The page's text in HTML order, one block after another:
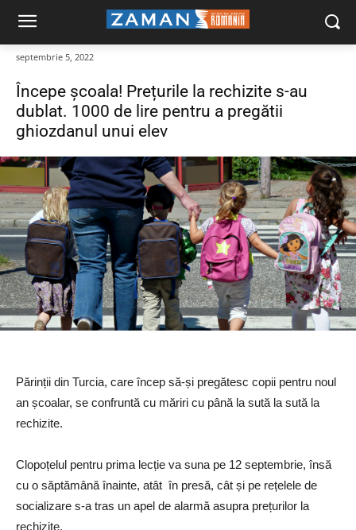
septembrie 5, 2022
Începe școala! Prețurile la rechizite s-au
dublat. 1000 de lire pentru a pregătii
ghiozdanul unui elev
Părinții din Turcia, care încep să-și pregătesc copii pentru noul
an școalar, se confruntă cu măriri cu până la sută la sută la
rechizite.
Clopoțelul pentru prima lecție va suna pe 12 septembrie, însă
cu o săptămână înainte, atât în presă, cât și pe rețelele de
socializare s-a tras un apel de alarmă asupra prețurilor la
rechizite.